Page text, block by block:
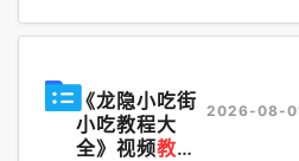
《龙隐小吃街
小吃教程大
全》视频教学
2026-08-